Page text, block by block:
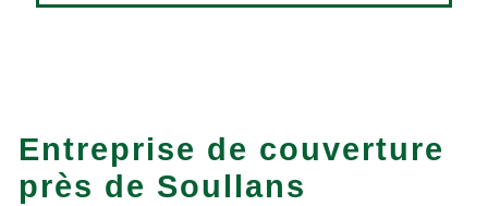
Entreprise de couverture
près de Soullans